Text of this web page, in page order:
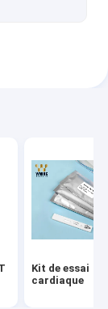
Kit de essai
cardiaque